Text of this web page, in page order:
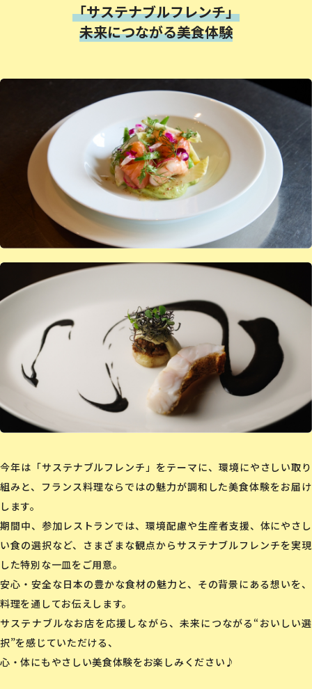
「サステナブルフレンチ」
未来につながる美食体験
今年は「サステナブルフレンチ」をテーマに、環境にやさしい取り
組みと、フランス料理ならではの魅力が調和した美食体験をお届け
します。
期間中、参加レストランでは、環境配慮や生産者支援、体にやさし
い食の選択など、さまざまな観点からサステナブルフレンチを実現
した特別な一皿をご用意。
安心・安全な日本の豊かな食材の魅力と、その背景にある想いを、
料理を通してお伝えします。
サステナブルなお店を応援しながら、未来につながる“おいしい選
択”を感じていただける、
心・体にもやさしい美食体験をお楽しみください♪